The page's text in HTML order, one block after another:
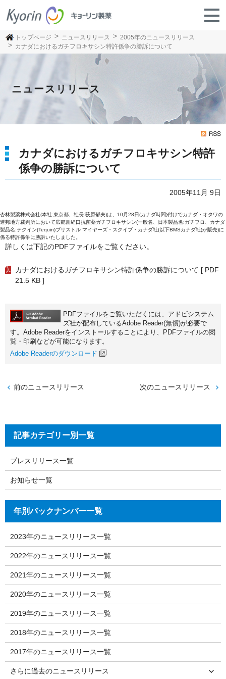
トップページ ニュースリリース
2005年のニュースリリース
カナダにおけるガチフロキサシン特許係争の勝訴について
ニュースリリース
カナダにおけるガチフロキサシン特許
係争の勝訴について
2005年11月 9日
杏林製薬株式会社(本社:東京都、社長:荻原郁夫)は、10月28日(カナダ時間)付けでカナダ・オタワの
連邦地方裁判所において広範囲経口抗菌薬ガチフロキサシン(一般名、日本製品名:ガチフロ、カナダ
製品名:テクイン(Tequin)ブリストル マイヤーズ・スクイブ・カナダ社(以下BMSカナダ社)が販売)に
係る特許係争に勝訴いたしました。
詳しくは下記のPDFファイルをご覧ください。
カナダにおけるガチフロキサシン特許係争の勝訴について [ PDF
21.5 KB ]
PDFファイルをご覧いただくには、アドビシステム
ズ社が配布しているAdobe Reader(無償)が必要で
す。Adobe Readerをインストールすることにより、PDFファイルの閲
覧・印刷などが可能になります。
Adobe Readerのダウンロード
前のニュースリリース 次のニュースリリース
記事カテゴリー別一覧
プレスリリース一覧
お知らせ一覧
年別バックナンバー一覧
2023年のニュースリリース一覧
2022年のニュースリリース一覧
2021年のニュースリリース一覧
2020年のニュースリリース一覧
2019年のニュースリリース一覧
2018年のニュースリリース一覧
2017年のニュースリリース一覧
さらに過去のニュースリリース